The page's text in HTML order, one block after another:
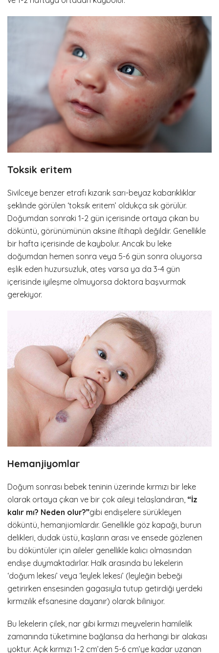
Toksik eritem
Sivilceye benzer etrafı kızarık sarı-beyaz kabarıklıklar
şeklinde görülen ‘toksik eritem’ oldukça sık görülür.
Doğumdan sonraki 1-2 gün içerisinde ortaya çıkan bu
döküntü, görünümünün aksine iltihaplı değildir. Genellikle
bir hafta içerisinde de kaybolur. Ancak bu leke
doğumdan hemen sonra veya 5-6 gün sonra oluyorsa
eşlik eden huzursuzluk, ateş varsa ya da 3-4 gün
içerisinde iyileşme olmuyorsa doktora başvurmak
gerekiyor.
Hemanjiyomlar
Doğum sonrası bebek teninin üzerinde kırmızı bir leke
olarak ortaya çıkan ve bir çok aileyi telaşlandıran, “İz
kalır mı? Neden olur?”gibi endişelere sürükleyen
döküntü, hemanjiomlardır. Genellikle göz kapağı, burun
delikleri, dudak üstü, kaşların arası ve ensede gözlenen
bu döküntüler için aileler genellikle kalıcı olmasından
endişe duymaktadırlar. Halk arasında bu lekelerin
‘doğum lekesi’ veya ‘leylek lekesi’ (leyleğin bebeği
getirirken ensesinden gagasıyla tutup getirdiği yerdeki
kırmızılık efsanesine dayanır) olarak biliniyor.
Bu lekelerin çilek, nar gibi kırmızı meyvelerin hamilelik
zamanında tüketimine bağlansa da herhangi bir alakası
yoktur. Açık kırmızı 1-2 cm’den 5-6 cm’ye kadar uzanan